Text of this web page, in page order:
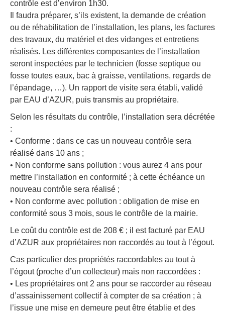
contrôle est d’environ 1h30.
Il faudra préparer, s’ils existent, la demande de création
ou de réhabilitation de l’installation, les plans, les factures
des travaux, du matériel et des vidanges et entretiens
réalisés. Les différentes composantes de l’installation
seront inspectées par le technicien (fosse septique ou
fosse toutes eaux, bac à graisse, ventilations, regards de
l’épandage, …). Un rapport de visite sera établi, validé
par EAU d’AZUR, puis transmis au propriétaire.
Selon les résultats du contrôle, l’installation sera décrétée
:
• Conforme : dans ce cas un nouveau contrôle sera
réalisé dans 10 ans ;
• Non conforme sans pollution : vous aurez 4 ans pour
mettre l’installation en conformité ; à cette échéance un
nouveau contrôle sera réalisé ;
• Non conforme avec pollution : obligation de mise en
conformité sous 3 mois, sous le contrôle de la mairie.
Le coût du contrôle est de 208 € ; il est facturé par EAU
d’AZUR aux propriétaires non raccordés au tout à l’égout.
Cas particulier des propriétés raccordables au tout à
l’égout (proche d’un collecteur) mais non raccordées :
• Les propriétaires ont 2 ans pour se raccorder au réseau
d’assainissement collectif à compter de sa création ; à
l’issue une mise en demeure peut être établie et des